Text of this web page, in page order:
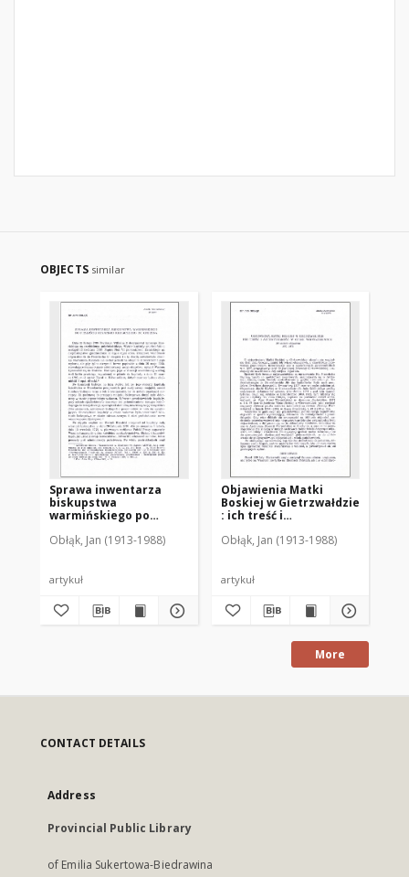
OBJECTS similar
Sprawa inwentarza
biskupstwa
warmińskiego po
Krasickiego do Gniezna
Obłąk, Jan (1913-1988)
artykuł
Objawienia Matki
Boskiej w Gietrzwałdzie
: ich treść i
współczesnych : (w
Obłąk, Jan (1913-1988)
artykuł
More
CONTACT DETAILS
Address
Provincial Public Library
of Emilia Sukertowa-Biedrawina